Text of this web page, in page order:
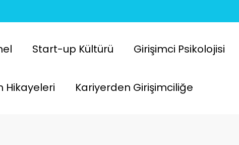
Start-up Kültürü Girişimci Psikolojisi
Hikayeleri Kariyerden Girişimciliğe